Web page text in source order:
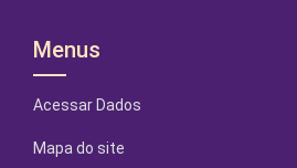
Menus
Acessar Dados
Mapa do site